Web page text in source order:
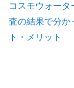
コスモウォータ
査の結果で分か
ト・メリット